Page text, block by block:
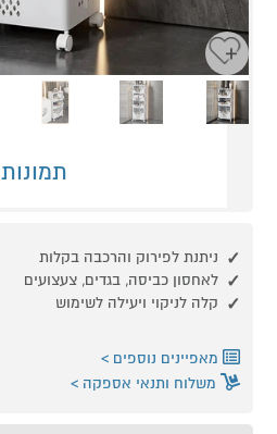
תמונות
ניתנת לפירוק והרכבה בקלות
לאחסון כביסה, בגדים, צעצועים
קלה לניקוי ויעילה לשימוש
מאפיינים נוספים
משלוח ותנאי אספקה